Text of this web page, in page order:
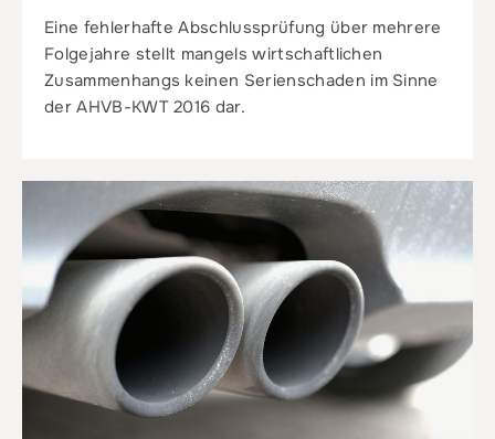
Eine fehlerhafte Abschlussprüfung über mehrere
Folgejahre stellt mangels wirtschaftlichen
Zusammenhangs keinen Serienschaden im Sinne
der AHVB-KWT 2016 dar.